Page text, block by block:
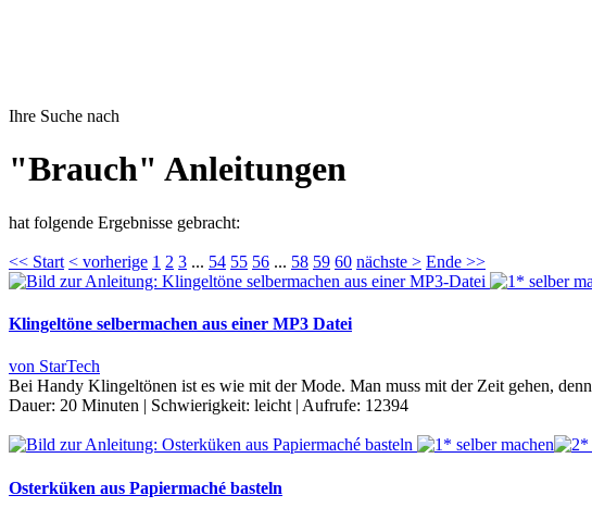
Ihre Suche nach
"Brauch" Anleitungen
hat folgende Ergebnisse gebracht:
<< Start < vorherige 1 2 3 ... 54 55 56 ... 58 59 60 nächste > Ende >>
Klingeltöne selbermachen aus einer MP3 Datei
von StarTech
Bei Handy Klingeltönen ist es wie mit der Mode. Man muss mit der Zeit gehen,
Dauer: 20 Minuten | Schwierigkeit: leicht | Aufrufe: 12394
Osterküken aus Papiermaché basteln